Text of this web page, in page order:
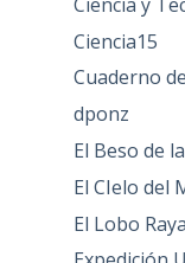
Ciencia15
Cuaderno
dponz
El Beso de
El CIelo del
El Lobo